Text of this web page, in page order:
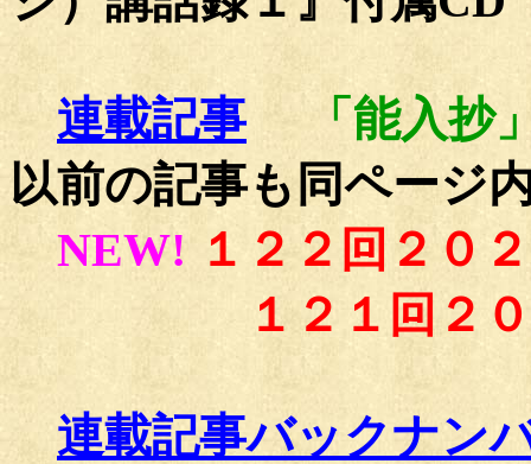
連載記事
「能入抄
以前の記事も同ページ
NEW! １２２回２０
１２１回２０２
連載記事バックナン